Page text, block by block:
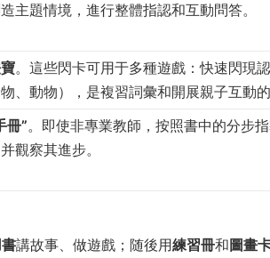
主題情境，進行整體指認和互動問答。
。這些閃卡可用于多種遊戲：快速閃現
、動物），是複習詞彙和開展親子互動的
冊”。即使非專業教師，按照書中的分步
觀察其進步。
講故事、做遊戲；随後用練習冊和 圖畫